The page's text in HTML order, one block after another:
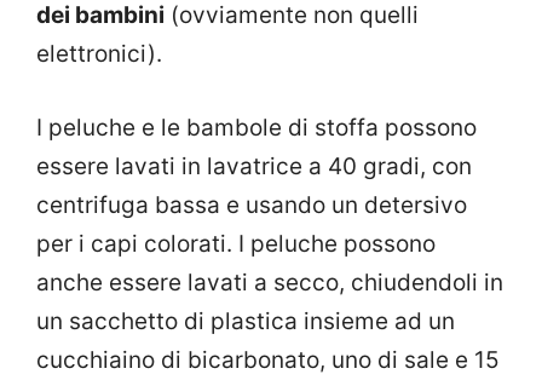
dei bambini (ovviamente non quelli
elettronici).
I peluche e le bambole di stoffa possono
essere lavati in lavatrice a 40 gradi, con
centrifuga bassa e usando un detersivo
per i capi colorati. I peluche possono
anche essere lavati a secco, chiudendoli in
un sacchetto di plastica insieme ad un
cucchiaino di bicarbonato, uno di sale e 15